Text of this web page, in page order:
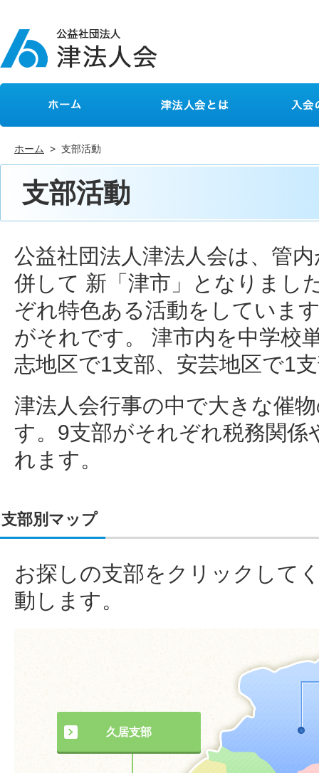
ホーム 津法人会とは 入会のご
ホーム > 支部活動
支部活動
公益社団法人津法人会は、管
併して 新「津市」となりまし
ぞれ特色ある活動をしていま
がそれです。 津市内を中学校
志地区で1支部、安芸地区で1
津法人会行事の中で大きな催
す。9支部がそれぞれ税務関
れます。
支部別マップ
お探しの支部をクリックして
動します。
久居支部